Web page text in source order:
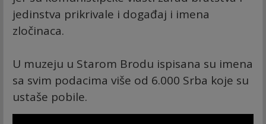
jedinstva prikrivale i događaj i imena
zločinaca.
U muzeju u Starom Brodu ispisana su imena
sa svim podacima više od 6.000 Srba koje su
ustaše pobile.